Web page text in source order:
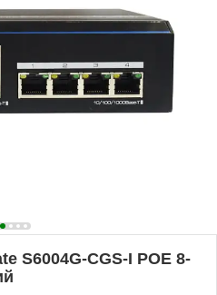
S6004G-CGS-I POE 8-